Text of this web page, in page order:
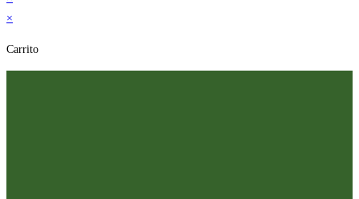
×
Carrito